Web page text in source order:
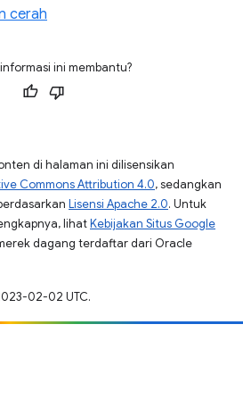
cerah
ini membantu?
di halaman ini dilisensikan
Commons Attribution 4.0, sedangkan
Lisensi Apache 2.0. Untuk
lihatKebijakan Situs Google
dagang terdaftar dari Oracle
02-02 UTC.